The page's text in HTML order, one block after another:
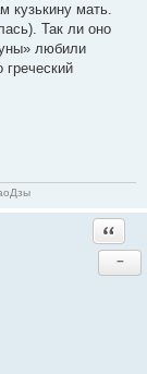
кузькину мать.
Так ли оно
любили
греческий
−